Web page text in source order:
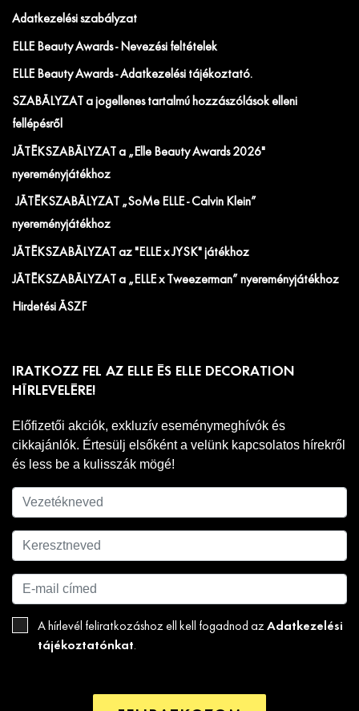
Adatkezelési szabályzat
ELLE Beauty Awards - Nevezési feltételek
ELLE Beauty Awards - Adatkezelési tájékoztató.
SZABÁLYZAT a jogellenes tartalmú hozzászólások elleni
fellépésről
JÁTÉKSZABÁLYZAT a „Elle Beauty Awards 2026"
nyereményjátékhoz
JÁTÉKSZABÁLYZAT „SoMe ELLE - Calvin Klein”
nyereményjátékhoz
JÁTÉKSZABÁLYZAT az "ELLE x JYSK" játékhoz
JÁTÉKSZABÁLYZAT a „ELLE x Tweezerman” nyereményjátékhoz
Hirdetési ÁSZF
IRATKOZZ FEL AZ ELLE ÉS ELLE DECORATION
HÍRLEVELÉRE!
Előfizetői akciók, exkluzív eseménymeghívók és
cikkajánlók. Értesülj elsőként a velünk kapcsolatos hírekről
és less be a kulisszák mögé!
A hírlevél feliratkozáshoz ell kell fogadnod az Adatkezelési
tájékoztatónkat.